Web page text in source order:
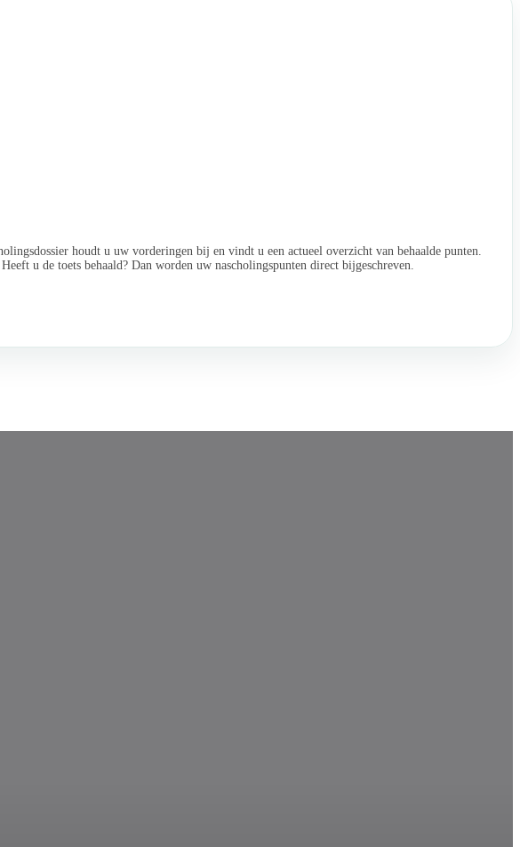
houdt u uw vorderingen bij en vindt u een actueel overzicht van behaalde punten.
u de toets behaald? Dan worden uw nascholingspunten direct bijgeschreven.